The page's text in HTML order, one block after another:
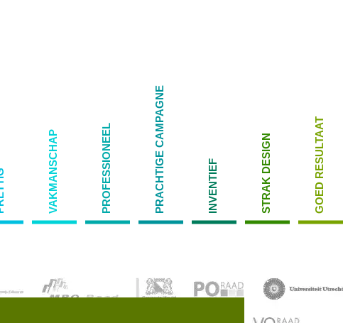
VAKMANSCHAP PROFESSIONEEL PRACHTIGE CAMPAGNE INVENTIEF STRAK DESIGN GOED RESULTAAT